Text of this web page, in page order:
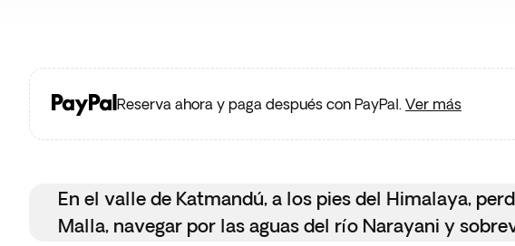
Reserva ahora y paga después con PayPal. Ver más
En el valle de Katmandú, a los pies del Himalaya,
Malla, navegar por las aguas del río Narayani y